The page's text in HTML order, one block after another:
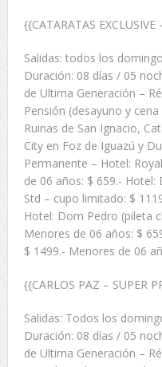
{{CATARATAS
Salidas: todos los
Duración: 08 días / 05
de Ultima Generación –
Pensión (desayuno y
Ruinas de San Ignacio,
City en Foz de Iguazú y
Permanente – Hotel:
de 06 años: $ 659.-
Std – cupo limitado: $
Hotel: Dom Pedro (pileta
Menores de 06 años: $
$ 1499.- Menores de 06
{{CARLOS PAZ – SUPER
Salidas: Todos los
Duración: 08 días / 05
de Ultima Generación –